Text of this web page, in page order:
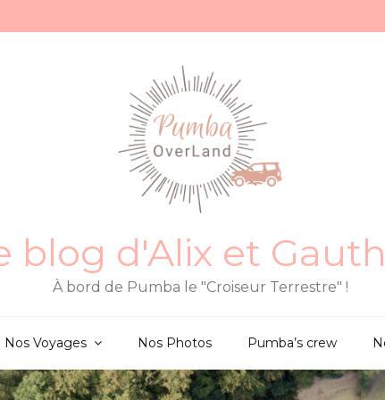
blog d'Alix et
À bord de Pumba le "Croiseur Terrestre" !
Nos Voyages Nos Photos Pumba’s crew